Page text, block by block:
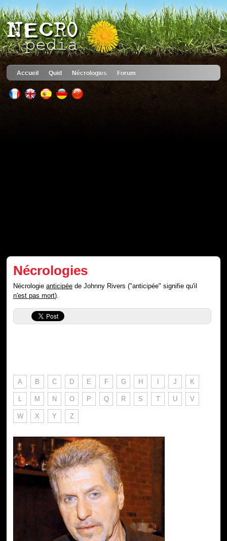
Accueil Quid Nécrologies Forum
Nécrologies
Nécrologieanticipée de Johnny Rivers ("anticipée" signifie qu'il
n'est pas mort).
A B C D E F G H I J K
L M N O P Q R S T U V
W X Y Z